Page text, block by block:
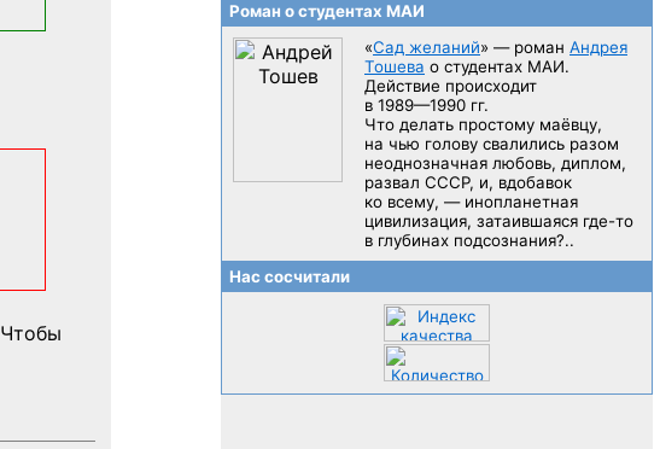
Чтобы
Роман о студентах МАИ
«Сад желаний» — роман Андрея
Тошева о студентах МАИ.
Действие происходит
в 1989—1990 гг.
Что делать простому маёвцу,
на чью голову свалились разом
неоднозначная любовь, диплом,
развал CCCP, и, вдобавок
ко всему, — инопланетная
цивилизация, затаившаяся где-то
в глубинах подсознания?..
Нас сосчитали